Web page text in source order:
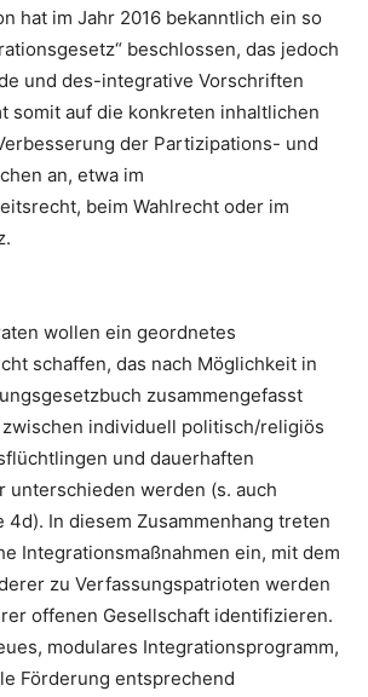
hat im Jahr 2016 bekanntlich ein so
beschlossen, das jedoch
und des-integrative Vorschriften
somit auf die konkreten inhaltlichen
der Partizipations- und
an, etwa im
beim Wahlrecht oder im
wollen ein geordnetes
schaffen, das nach Möglichkeit in
zusammengefasst
individuell politisch/religiös
und dauerhaften
unterschieden werden (s. auch
4d). In diesem Zusammenhang treten
Integrationsmaßnahmen ein, mit dem
zu Verfassungspatrioten werden
offenen Gesellschaft identifizieren.
modulares Integrationsprogramm,
Förderung entsprechend